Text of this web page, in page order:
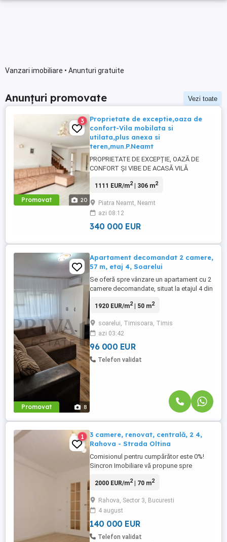
Vanzari imobiliare • Anunturi gratuite
Anunțuri promovate Vezi toate
Promovat 20
3
Proprietate de exceptie,oaza de
confort-Vila mobilata si
utilata,plus anexa si
teren,mun.P.Neamt
PROPRIETATE DE EXCEPȚIE, OAZĂ DE
CONFORT ȘI VIBE DE ACASĂ VILĂ
TEREN, ÎN MUN. PIATRA NEAMȚ, 340.000
de facilitățile urbane, beneficiind totodată
de liniște, verde și aer curat, FORTUNA
IMOBILIARE propune spre achiziție ...
1111 EUR/m2| 306 m2
Piatra Neamt, Neamt
azi 08:12
340 000 EUR
Promovat 8
Apartament decomandat 2 camere,
57 m, etaj 4, Soarelui
Se oferă spre vânzare un apartament cu 2
camere decomandate, situat la etajul 4 din
amplasat într-o zonă apreciată a orașului,
necesare unui stil de viață confortabil.
Locuința are o suprafață utilă de 50 mp, la
care se ...
1920 EUR/m2| 50 m2
soarelui, Timisoara, Timis
azi 03:42
96 000 EUR
Telefon validat
1
3 camere, renovat, centrală, 2 4,
Rahova - Strada Oltina
Comisionul pentru cumpărător este 0%!
Sincron Imobiliare vă propune spre
decomandat, cu 2 băi, centrală termică
4 niveluri, reabilitat termic (anvelopat),
construit în 1980, situat în plan secund
față de Calea Rahovei, ...
2000 EUR/m2| 70 m2
Rahova, Sector 3, Bucuresti
4 august
140 000 EUR
Telefon validat